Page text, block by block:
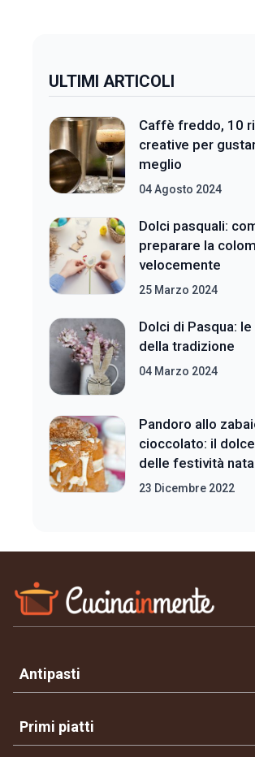
ULTIMI ARTICOLI
Caffè freddo, 10
creative per
meglio
04 Agosto 2024
Dolci pasquali:
preparare la
velocemente
25 Marzo 2024
Dolci di Pasqua:
della tradizione
04 Marzo 2024
Pandoro allo
cioccolato: il
delle festività
23 Dicembre 2022
Antipasti
Primi piatti